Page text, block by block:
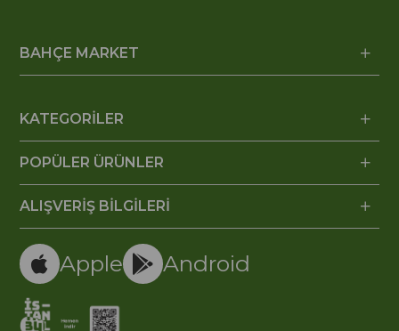
BAHÇE MARKET
KATEGORİLER
POPÜLER ÜRÜNLER
ALIŞVERİŞ BİLGİLERİ
Apple Android